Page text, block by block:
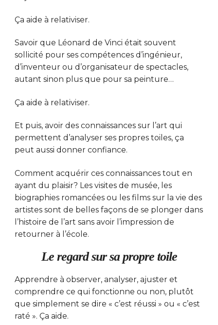
Ça aide à relativiser.
Savoir que Léonard de Vinci était souvent
sollicité pour ses compétences d’ingénieur,
d’inventeur ou d’organisateur de spectacles,
autant sinon plus que pour sa peinture…
Ça aide à relativiser.
Et puis, avoir des connaissances sur l’art qui
permettent d’analyser ses propres toiles, ça
peut aussi donner confiance.
Comment acquérir ces connaissances tout en
ayant du plaisir? Les visites de musée, les
biographies romancées ou les films sur la vie des
artistes sont de belles façons de se plonger dans
l’histoire de l’art sans avoir l’impression de
retourner à l’école.
Le regard sur sa propre toile
Apprendre à observer, analyser, ajuster et
comprendre ce qui fonctionne ou non, plutôt
que simplement se dire « c’est réussi » ou « c’est
raté ». Ça aide.